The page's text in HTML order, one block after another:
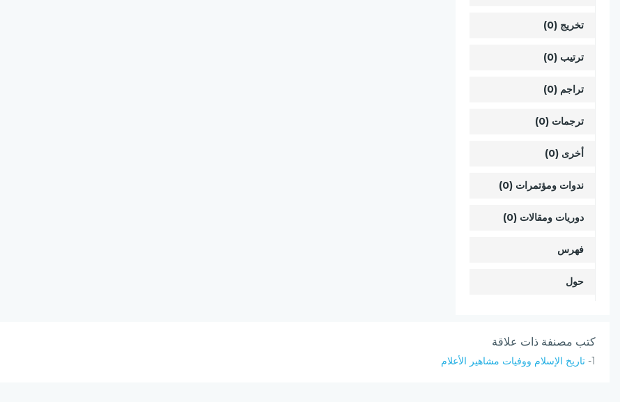
تخريج (0)
ترتيب (0)
تراجم (0)
ترجمات (0)
أخرى (0)
ندوات ومؤتمرات (0)
دوريات ومقالات (0)
فهرس
حول
كتب مصنفة ذات علاقة
1- تاريخ الإسلام ووفيات مشاهير الأعلام